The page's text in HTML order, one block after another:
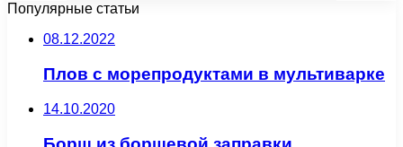
Популярные статьи
08.12.2022
Плов с морепродуктами в мультиварке
14.10.2020